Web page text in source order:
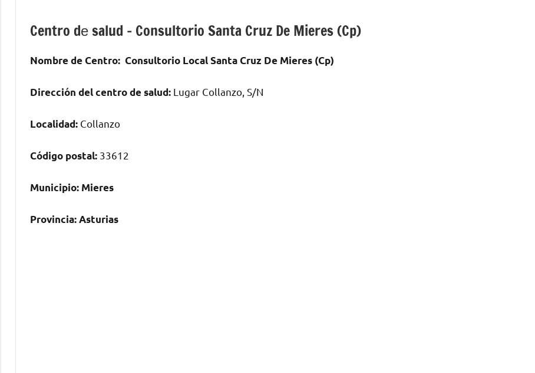
Centro dе salud – Consultorio Santa Cruz De Mieres (Cp)
Nombre dе Centro: Consultorio Local Santa Cruz De Mieres (Cp)
Dirección del centro dе salud: Lugar Collanzo, S/N
Localidad: Collanzo
Código postal: 33612
Municipio: Mieres
Provincia:Asturias